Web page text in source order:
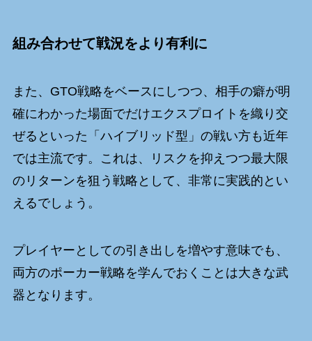
組み合わせて戦況をより有利に
また、GTO戦略をベースにしつつ、相手の癖が明
確にわかった場面でだけエクスプロイトを織り交
ぜるといった「ハイブリッド型」の戦い方も近年
では主流です。これは、リスクを抑えつつ最大限
のリターンを狙う戦略として、非常に実践的とい
えるでしょう。
プレイヤーとしての引き出しを増やす意味でも、
両方のポーカー戦略を学んでおくことは大きな武
器となります。